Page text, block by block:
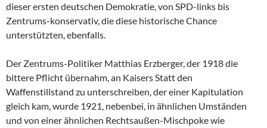
dieser ersten deutschen Demokratie, von SPD-links bis
Zentrums-konservativ, die diese historische Chance
unterstützten, ebenfalls.
Der Zentrums-Politiker Matthias Erzberger, der 1918 die
bittere Pflicht übernahm, an Kaisers Statt den
Waffenstillstand zu unterschreiben, der einer Kapitulation
gleich kam, wurde 1921, nebenbei, in ähnlichen Umständen
und von einer ähnlichen Rechtsaußen-Mischpoke wie